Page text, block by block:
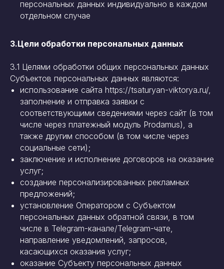
персональных данных индивидуально в каждом
отдельном случае
3.Цели обработки персональных данных
3.1 Целями обработки общих персональных данных
Субъектов персональных данных являются:
использование сайта https://tsaturyan-viktorya.ru/,
заполнение и отправка заявки с
соответствующими сведениями через сайт (в том
числе через платежный модуль Prodamus), а
также другим способом (в том числе через
социальные сети);
заключение и исполнение договоров на оказание
услуг;
создание персонализированных рекламных
предложений;
установление Оператором с Субъектом
персональных данных обратной связи, в том
числе в Telegram-канале/Telegram-чате,
направление уведомлений, запросов,
касающихся оказания услуг;
оказание Субъекту персональных данных